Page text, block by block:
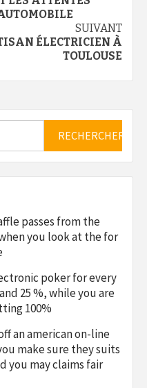
SUIVANT
ÉLECTRICIEN À
TOULOUSE
passes from the
you look at the for
poker for every
25 %, while you are
100%
an american on-line
make sure they suits
you may claims fair